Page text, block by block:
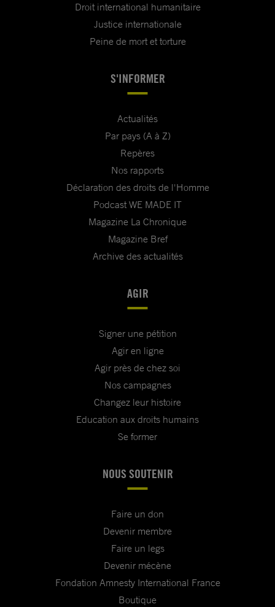
Droit international humanitaire
Justice internationale
Peine de mort et torture
S'INFORMER
Actualités
Par pays (A à Z)
Repères
Nos rapports
Déclaration des droits de l'Homme
Podcast WE MADE IT
Magazine La Chronique
Magazine Bref
Archive des actualités
AGIR
Signer une pétition
Agir en ligne
Agir près de chez soi
Nos campagnes
Changez leur histoire
Education aux droits humains
Se former
NOUS SOUTENIR
Faire un don
Devenir membre
Faire un legs
Devenir mécène
Fondation Amnesty International France
Boutique